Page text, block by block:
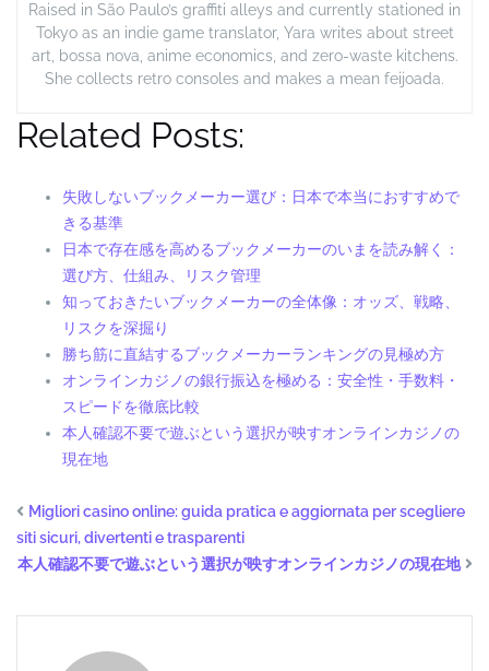
Raised in São Paulo’s graffiti alleys and currently stationed in
Tokyo as an indie game translator, Yara writes about street
art, bossa nova, anime economics, and zero-waste kitchens.
She collects retro consoles and makes a mean feijoada.
Related Posts:
失敗しないブックメーカー選び：日本で本当におすすめで
きる基準
日本で存在感を高めるブックメーカーのいまを読み解く：
選び方、仕組み、リスク管理
知っておきたいブックメーカーの全体像：オッズ、戦略、
リスクを深掘り
勝ち筋に直結するブックメーカーランキングの見極め方
オンラインカジノの銀行振込を極める：安全性・手数料・
スピードを徹底比較
本人確認不要で遊ぶという選択が映すオンラインカジノの
現在地
Migliori casino online: guida pratica e aggiornata per scegliere
siti sicuri, divertenti e trasparenti
本人確認不要で遊ぶという選択が映すオンラインカジノの現在地